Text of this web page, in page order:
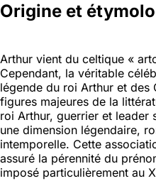
Origine et
Arthur vient du celtique «
Cependant, la véritable
légende du roi Arthur et des
figures majeures de la
roi Arthur, guerrier et leader
une dimension légendaire,
intemporelle. Cette
assuré la pérennité du
imposé particulièrement au